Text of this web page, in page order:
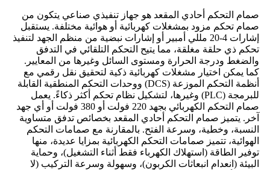
صمام التحكم أحادي المقعد هو جهاز تنفيذي صناعي يتكون من
صمام تحكم مزود بمشغلات كهربائية أو هوائية مختلفة. يستقبل
إشارات 4-20 مللي أمبير أو إشارات نبضية من منظم الجهد لتنفيذ
تحكم ذي حلقة مغلقة، مما يتيح التحكم التلقائي في التدفق
والضغط ودرجة الحرارة ومستوى السائل وغيرها من المعايير.
كما يمكن اختيار مشغلات كهربائية ذكية لتحقيق نقل رقمي مع
أنظمة التحكم الموزعة (DCS) ووحدات التحكم المنطقية القابلة
للبرمجة (PLC) وغيرها، لتشكيل نظام تحكم أكثر ذكاءً. يعمل
صمام التحكم الكهربائي بجهد 220 فولت أو 380 فولت أو أي جهد
آخر. يتميز صمام التحكم أحادي المقعد بخصائص تدفق متساوية
النسبة، وخطية، وسرعة الفتح. بالمقارنة مع صمامات التحكم
الهوائية، تتميز صمامات التحكم الكهربائية بمزايا عديدة، منها
توفير الطاقة (استهلاك الكهرباء فقط أثناء التشغيل)، وحماية
البيئة (انعدام انبعاثات الكربون)، وسهولة وسرعة التركيب (لا